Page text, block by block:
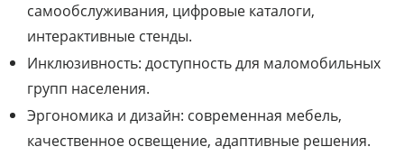
самообслуживания, цифровые каталоги,
интерактивные стенды.
Инклюзивность: доступность для маломобильных
групп населения.
Эргономика и дизайн: современная мебель,
качественное освещение, адаптивные решения.